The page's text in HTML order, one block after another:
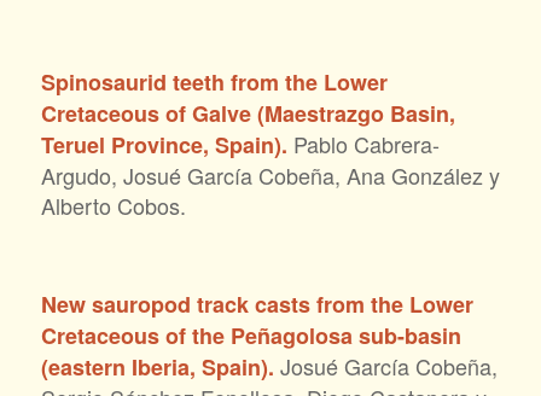
Spinosaurid teeth from the Lower
Cretaceous of Galve (Maestrazgo Basin,
Teruel Province, Spain). Pablo Cabrera-
Argudo, Josué García Cobeña, Ana González y
Alberto Cobos.
New sauropod track casts from the Lower
Cretaceous of the Peñagolosa sub-basin
(eastern Iberia, Spain). Josué García Cobeña,